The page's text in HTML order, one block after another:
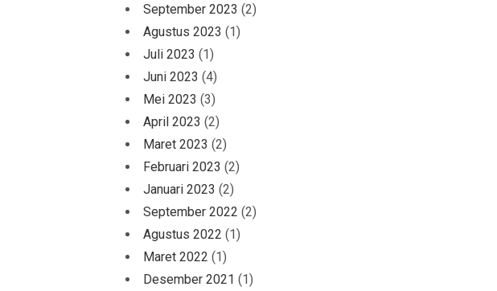
September 2023 (2)
Agustus 2023 (1)
Juli 2023 (1)
Juni 2023 (4)
Mei 2023 (3)
April 2023 (2)
Maret 2023 (2)
Februari 2023 (2)
Januari 2023 (2)
September 2022 (2)
Agustus 2022 (1)
Maret 2022 (1)
Desember 2021 (1)